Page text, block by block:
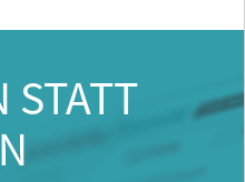
STATT